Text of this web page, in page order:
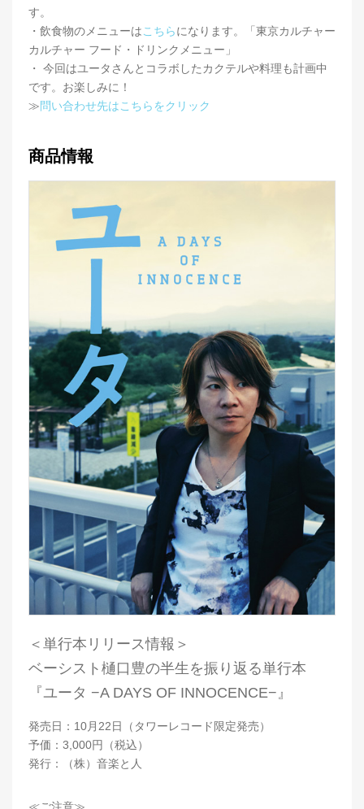
す。
・飲食物のメニューはこちらになります。「東京カルチャー
カルチャー フード・ドリンクメニュー」
・ 今回はユータさんとコラボしたカクテルや料理も計画中
です。お楽しみに！
≫問い合わせ先はこちらをクリック
商品情報
＜単行本リリース情報＞
ベーシスト樋口豊の半生を振り返る単行本
『ユータ −A DAYS OF INNOCENCE−』
発売日：10月22日（タワーレコード限定発売）
予価：3,000円（税込）
発行：（株）音楽と人
≪ご注意≫